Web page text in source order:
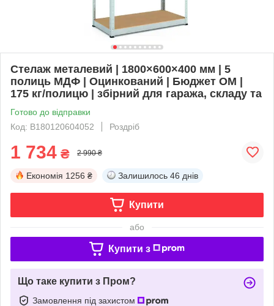
Стелаж металевий | 1800×600×400 мм | 5
полиць МДФ | Оцинкований | Бюджет ОМ |
175 кг/полицю | збірний для гаража, складу та
Готово до відправки
Код: B180120604052
Роздріб
1 734 ₴ 2 990 ₴
Економія 1256 ₴ Залишилось 46 днів
Купити
або
Купити з
Що таке купити з Пром?
Замовлення під захистом